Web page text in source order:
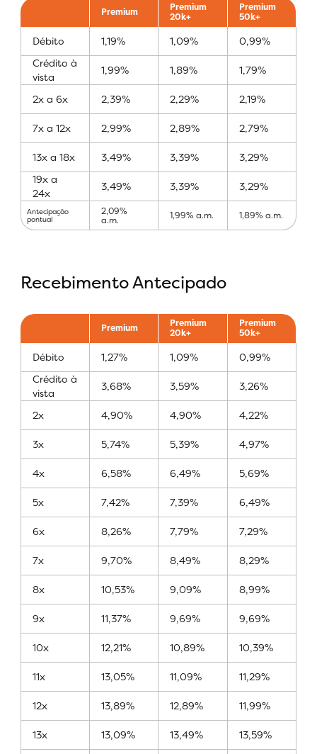
Premium
Premium
20k+
Premium
50k+
Débito 1,19% 1,09%
0,99%
Crédito à
vista
1,99% 1,89% 1,79%
2x a 6x 2,39% 2,29% 2,19%
7x a 12x 2,99% 2,89% 2,79%
13x a 18x 3,49% 3,39%
3,29%
19x a
24x
3,49% 3,39% 3,29%
Antecipação
pontual
2,09%
a.m. 1,99% a.m. 1,89% a.m.
Recebimento Antecipado
Premium
Premium
20k+
Premium
50k+
Débito 1,27% 1,09%
0,99%
Crédito à
vista
3,68% 3,59% 3,26%
2x 4,90% 4,90% 4,22%
3x 5,74% 5,39% 4,97%
4x 6,58% 6,49% 5,69%
5x 7,42% 7,39% 6,49%
6x 8,26% 7,79% 7,29%
7x 9,70% 8,49% 8,29%
8x 10,53% 9,09% 8,99%
9x 11,37% 9,69% 9,69%
10x 12,21% 10,89% 10,39%
11x 13,05% 11,09% 11,29%
12x 13,89% 12,89% 11,99%
13x 13,09% 13,49% 13,59%